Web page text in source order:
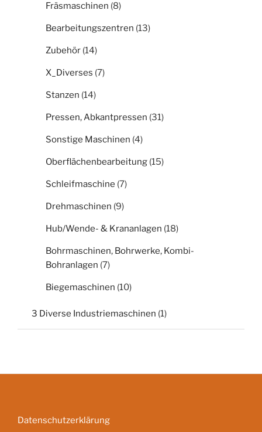
Fräsmaschinen (8)
Bearbeitungszentren (13)
Zubehör (14)
X_Diverses (7)
Stanzen (14)
Pressen, Abkantpressen (31)
Sonstige Maschinen (4)
Oberflächenbearbeitung (15)
Schleifmaschine (7)
Drehmaschinen (9)
Hub/Wende- & Krananlagen (18)
Bohrmaschinen, Bohrwerke, Kombi-
Bohranlagen (7)
Biegemaschinen (10)
3 Diverse Industriemaschinen (1)
Datenschutzerklärung